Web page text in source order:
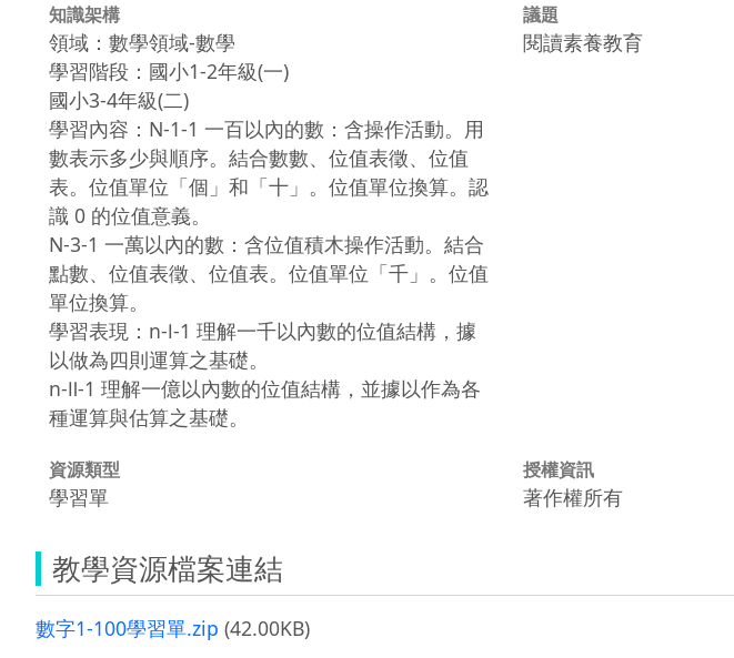
知識架構
領域：數學領域-數學
學習階段：國小1-2年級(一)
國小3-4年級(二)
學習內容：N-1-1 一百以內的數：含操作活動。用
數表示多少與順序。結合數數、位值表徵、位值
表。位值單位「個」和「十」。位值單位換算。認
識 0 的位值意義。
N-3-1 一萬以內的數：含位值積木操作活動。結合
點數、位值表徵、位值表。位值單位「千」。位值
單位換算。
學習表現：n-Ⅰ-1 理解一千以內數的位值結構，據
以做為四則運算之基礎。
n-Ⅱ-1 理解一億以內數的位值結構，並據以作為各
種運算與估算之基礎。
議題
閱讀素養教育
資源類型
學習單
授權資訊
著作權所有
教學資源檔案連結
數字1-100學習單.zip (42.00KB)